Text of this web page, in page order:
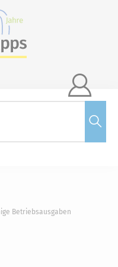

Betriebsausgaben